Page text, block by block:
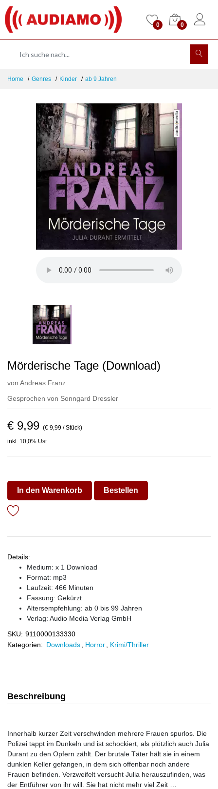
0 0
Home Genres Kinder ab 9 Jahren
Mörderische Tage (Download)
von Andreas Franz
Gesprochen von Sonngard Dressler
€ 9,99 (€ 9,99 / Stück)
inkl. 10,0% Ust
In den Warenkorb Bestellen
Details:
Medium: x 1 Download
Format: mp3
Laufzeit: 466 Minuten
Fassung: Gekürzt
Altersempfehlung: ab 0 bis 99 Jahren
Verlag: Audio Media Verlag GmbH
SKU: 9110000133330
Kategorien: Downloads Horror Krimi/Thriller
Beschreibung
Innerhalb kurzer Zeit verschwinden mehrere Frauen spurlos. Die
Polizei tappt im Dunkeln und ist schockiert, als plötzlich auch Julia
Durant zu den Opfern zählt. Der brutale Täter hält sie in einem
dunklen Keller gefangen, in dem sich offenbar noch andere
Frauen befinden. Verzweifelt versucht Julia herauszufinden, was
der Entführer von ihr will. Sie hat nicht mehr viel Zeit …